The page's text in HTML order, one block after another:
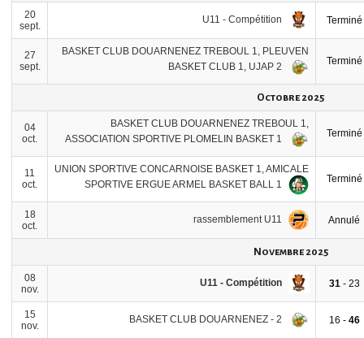
20
sept.
U11 - Compétition Terminé
27
sept.
BASKET CLUB DOUARNENEZ TREBOUL 1, PLEUVEN
BASKET CLUB 1, UJAP 2
Terminé
Octobre 2025
04
oct.
BASKET CLUB DOUARNENEZ TREBOUL 1,
ASSOCIATION SPORTIVE PLOMELIN BASKET 1
Terminé
11
oct.
UNION SPORTIVE CONCARNOISE BASKET 1, AMICALE
SPORTIVE ERGUE ARMEL BASKET BALL 1
Terminé
18
oct.
rassemblement U11 Annulé
Novembre 2025
08
nov.
U11 - Compétition 31- 23
15
nov.
BASKET CLUB DOUARNENEZ - 2 16 - 46